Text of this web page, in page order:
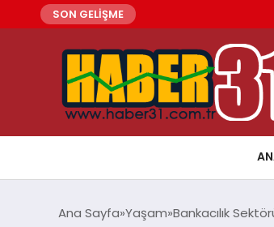
SON GELİŞME
Ana Sayfa Yaşam Bankacılık